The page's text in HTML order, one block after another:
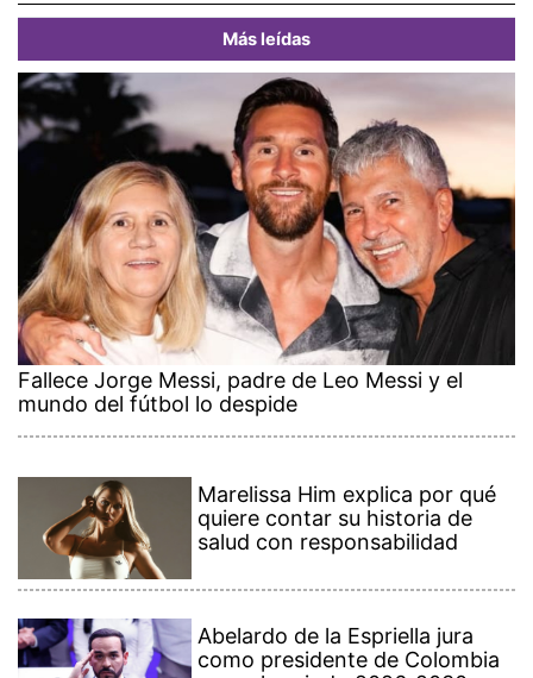
Más leídas
Fallece Jorge Messi, padre de Leo Messi y el
mundo del fútbol lo despide
Marelissa Him explica por qué
quiere contar su historia de
salud con responsabilidad
Abelardo de la Espriella jura
como presidente de Colombia